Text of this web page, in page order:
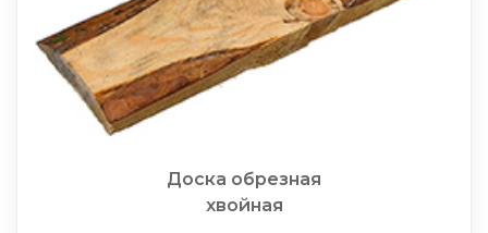
Доска обрезная
хвойная